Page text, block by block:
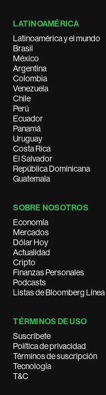
LATINOAMÉRICA
Latinoamérica y el mundo
Brasil
México
Argentina
Colombia
Venezuela
Chile
Perú
Ecuador
Panamá
Uruguay
Costa Rica
El Salvador
República Dominicana
Guatemala
SOBRE NOSOTROS
Economía
Mercados
Dólar Hoy
Actualidad
Cripto
Finanzas Personales
Podcasts
Listas de Bloomberg Línea
TÉRMINOS DE USO
Suscríbete
Política de privacidad
Términos de suscripción
Tecnología
T&C